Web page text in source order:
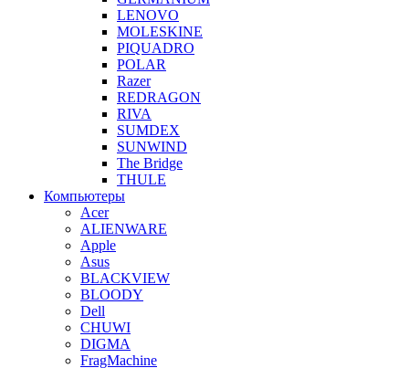
LENOVO
MOLESKINE
PIQUADRO
POLAR
Razer
REDRAGON
RIVA
SUMDEX
SUNWIND
The Bridge
THULE
Компьютеры
Acer
ALIENWARE
Apple
Asus
BLACKVIEW
BLOODY
Dell
CHUWI
DIGMA
FragMachine